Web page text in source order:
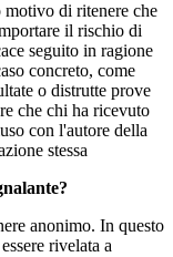
motivo di ritenere che
il rischio di
seguito in ragione
concreto, come
o distrutte prove
che chi ha ricevuto
con l'autore della
stessa
anonimo. In questo
rivelata a